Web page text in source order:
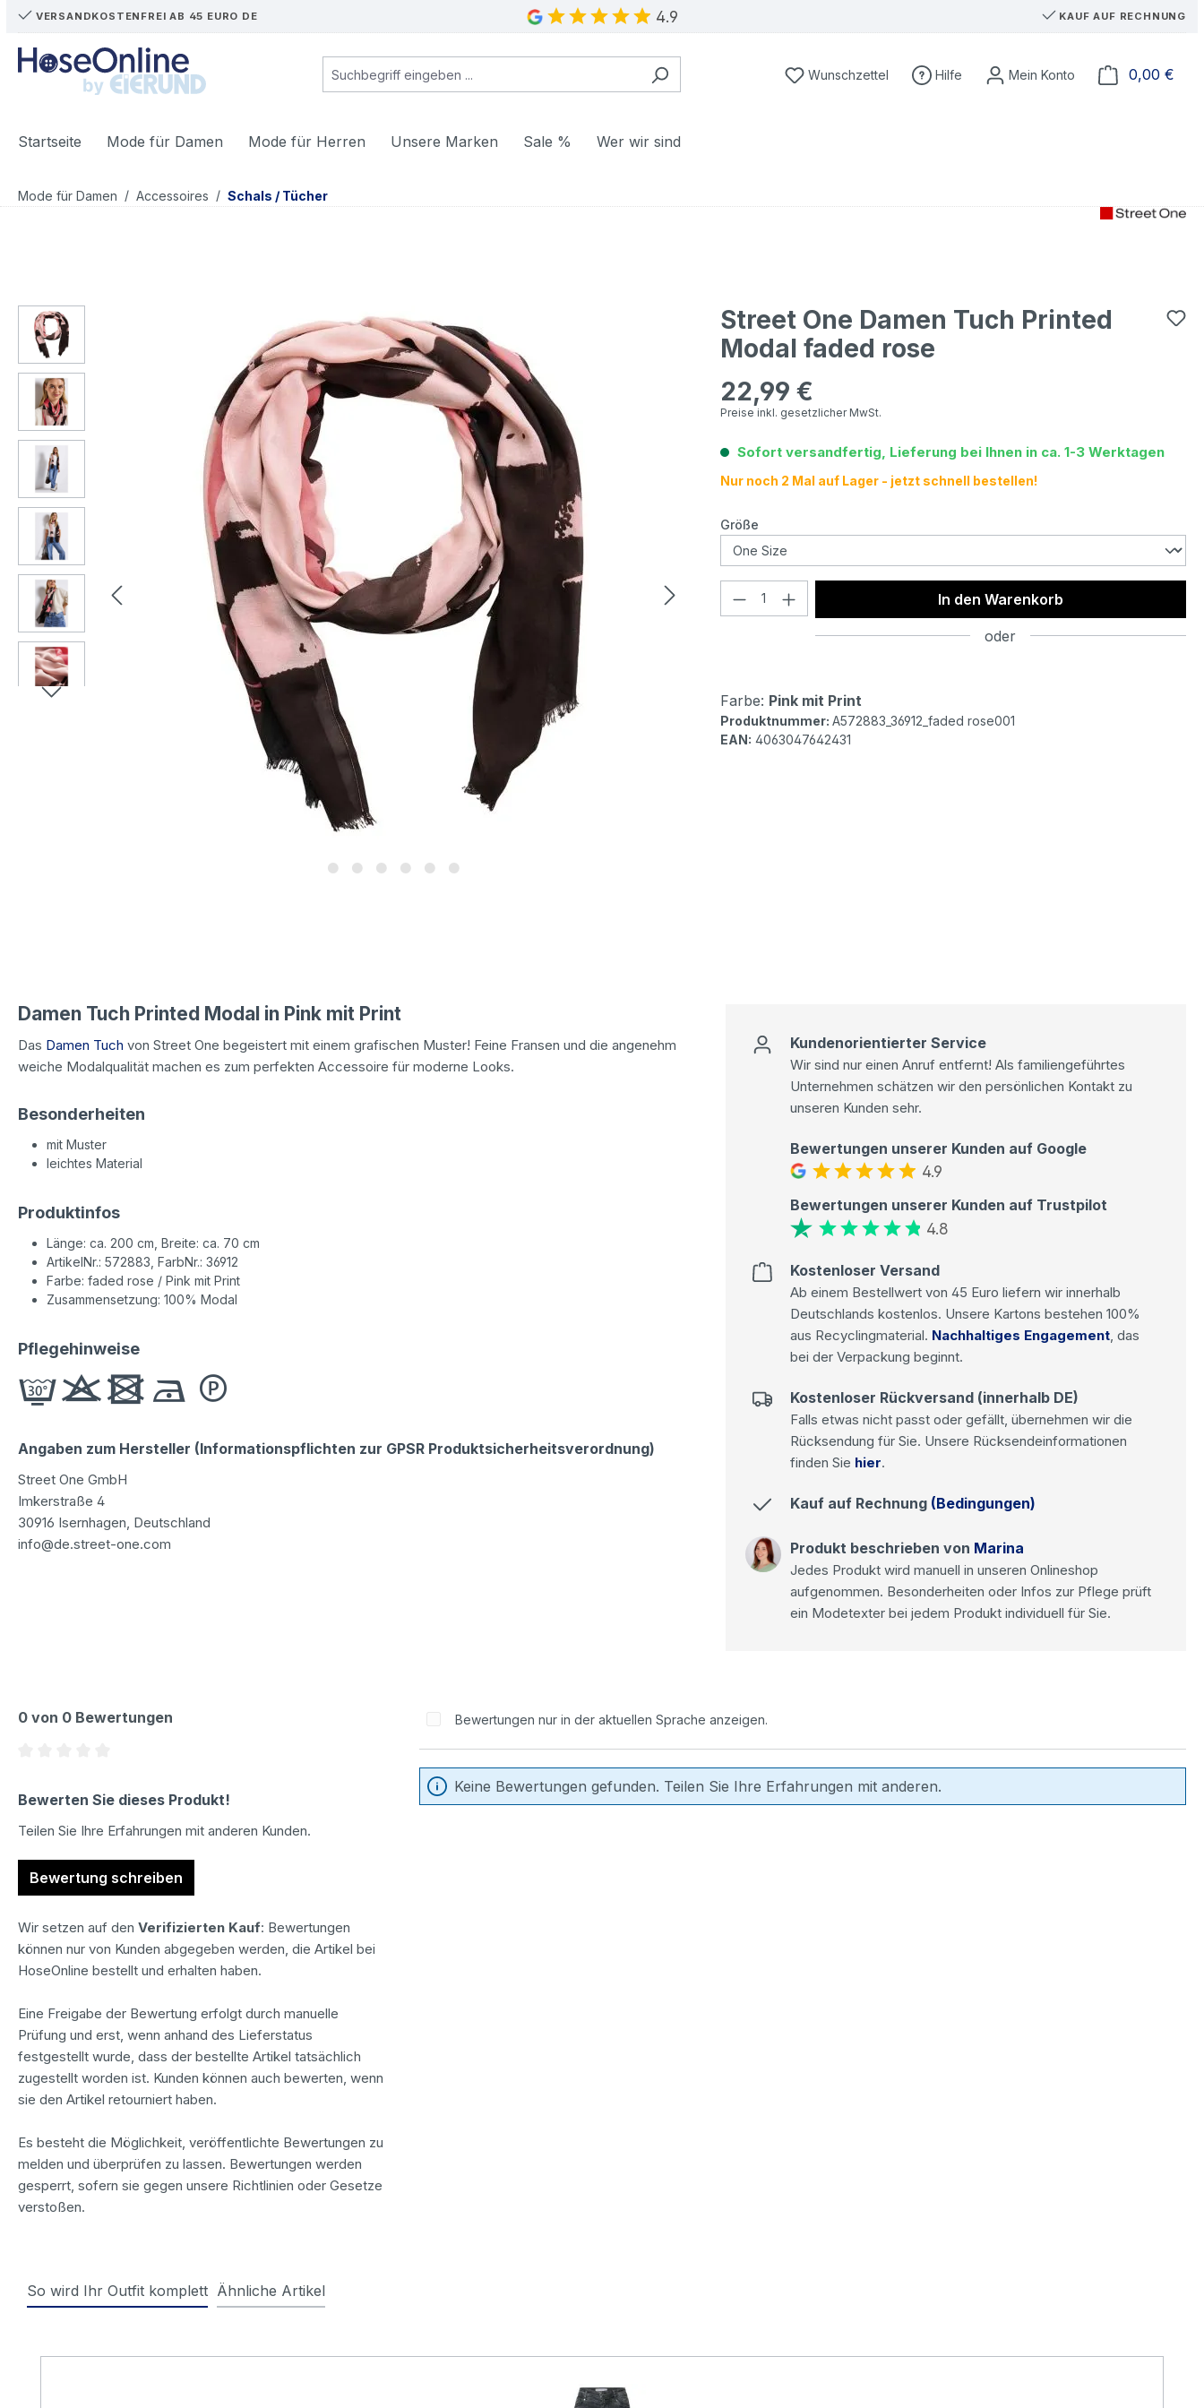
Hauptinhalt springen
Zur Suche springen
Zur Hauptnavigation springen
VERSANDKOSTENFREI AB 45 EURO DE 4.9 KAUF AUF RECHNUNG
Wunschzettel Hilfe 0,00 €
Startseite Mode für Damen Mode für Herren Unsere Marken Sale % Wer wir sind
Mode für Damen / Accessoires / Schals / Tücher
Bildergalerie überspringen
Street One Damen Tuch Printed
Modal faded rose
Regulärer Preis:
22,99 €
Preise inkl. gesetzlicher MwSt.
Sofort versandfertig, Lieferung bei Ihnen in ca. 1-3 Werktagen
Nur noch 2 Mal auf Lager - jetzt schnell bestellen!
Größe
Produkt Anzahl: Gib den gewünschten Wert
In den Warenkorb
oder
Farbe: Pink mit Print
Produktnummer: A572883_36912_faded rose001
EAN: 4063047642431
Damen Tuch Printed Modal in Pink mit Print
Das Damen Tuch von Street One begeistert mit einem grafischen Muster! Feine Fransen und die angenehm
weiche Modalqualität machen es zum perfekten Accessoire für moderne Looks.
Besonderheiten
mit Muster
leichtes Material
Produktinfos
Länge: ca. 200 cm, Breite: ca. 70 cm
ArtikelNr.: 572883, FarbNr.: 36912
Farbe: faded rose / Pink mit Print
Zusammensetzung: 100% Modal
Pflegehinweise
Angaben zum Hersteller (Informationspflichten zur GPSR Produktsicherheitsverordnung)
Street One GmbH
Imkerstraße 4
30916 Isernhagen, Deutschland
info@de.street-one.com
Kundenorientierter Service
Wir sind nur einen Anruf entfernt! Als familiengeführtes
Unternehmen schätzen wir den persönlichen Kontakt zu
unseren Kunden sehr.
Bewertungen unserer Kunden auf Google
4.9
Bewertungen unserer Kunden auf Trustpilot
4.8
Kostenloser Versand
Ab einem Bestellwert von 45 Euro liefern wir innerhalb
Deutschlands kostenlos. Unsere Kartons bestehen 100%
aus Recyclingmaterial. Nachhaltiges Engagement, das
bei der Verpackung beginnt.
Kostenloser Rückversand (innerhalb DE)
Falls etwas nicht passt oder gefällt, übernehmen wir die
Rücksendung für Sie. Unsere Rücksendeinformationen
finden Sie hier.
Kauf auf Rechnung (Bedingungen)
Produkt beschrieben von Marina
Jedes Produkt wird manuell in unseren Onlineshop
aufgenommen. Besonderheiten oder Infos zur Pflege prüft
ein Modetexter bei jedem Produkt individuell für Sie.
0 von 0 Bewertungen
Bewerten Sie dieses Produkt!
Teilen Sie Ihre Erfahrungen mit anderen Kunden.
Bewertung schreiben
Wir setzen auf den Verifizierten Kauf: Bewertungen
können nur von Kunden abgegeben werden, die Artikel bei
HoseOnline bestellt und erhalten haben.
Eine Freigabe der Bewertung erfolgt durch manuelle
Prüfung und erst, wenn anhand des Lieferstatus
festgestellt wurde, dass der bestellte Artikel tatsächlich
zugestellt worden ist. Kunden können auch bewerten, wenn
sie den Artikel retourniert haben.
Es besteht die Möglichkeit, veröffentlichte Bewertungen zu
melden und überprüfen zu lassen. Bewertungen werden
gesperrt, sofern sie gegen unsere Richtlinien oder Gesetze
verstoßen.
Bewertungen nur in der aktuellen Sprache anzeigen.
Keine Bewertungen gefunden. Teilen Sie Ihre Erfahrungen mit anderen.
So wird Ihr Outfit komplett Ähnliche Artikel